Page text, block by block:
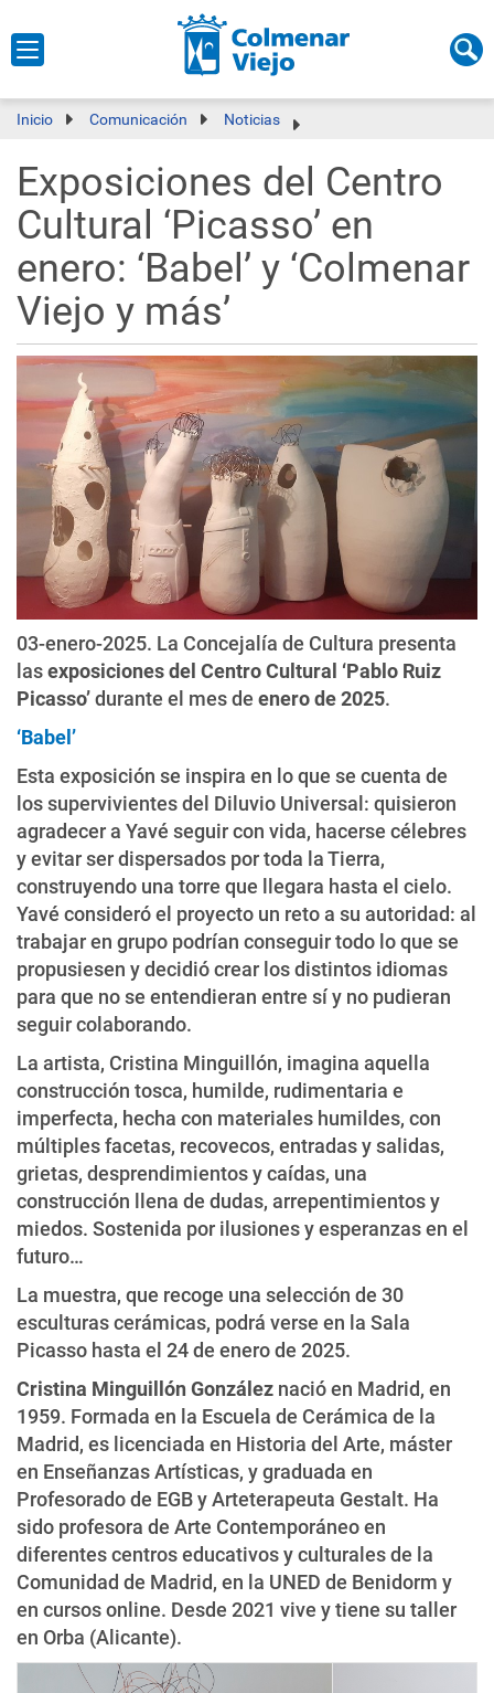
Inicio Comunicación Noticias
Exposiciones del Centro
Cultural ‘Picasso’ en
enero: ‘Babel’ y ‘Colmenar
Viejo y más’
03-enero-2025. La Concejalía de Cultura presenta
lasexposiciones del Centro Cultural ‘Pablo Ruiz
Picasso’durante el mes de enero de 2025.
‘Babel’
Esta exposición se inspira en lo que se cuenta de
los supervivientes del Diluvio Universal: quisieron
agradecer a Yavé seguir con vida, hacerse célebres
y evitar ser dispersados por toda la Tierra,
construyendo una torre que llegara hasta el cielo.
Yavé consideró el proyecto un reto a su autoridad: al
trabajar en grupo podrían conseguir todo lo que se
propusiesen y decidió crear los distintos idiomas
para que no se entendieran entre sí y no pudieran
seguir colaborando.
La artista, Cristina Minguillón, imagina aquella
construcción tosca, humilde, rudimentaria e
imperfecta, hecha con materiales humildes, con
múltiples facetas, recovecos, entradas y salidas,
grietas, desprendimientos y caídas, una
construcción llena de dudas, arrepentimientos y
miedos. Sostenida por ilusiones y esperanzas en el
futuro…
La muestra, que recoge una selección de 30
esculturas cerámicas, podrá verse en la Sala
Picasso hasta el 24 de enero de 2025.
Cristina Minguillón González nació en Madrid, en
1959. Formada en la Escuela de Cerámica de la
Madrid, es licenciada en Historia del Arte, máster
en Enseñanzas Artísticas, y graduada en
Profesorado de EGB y Arteterapeuta Gestalt. Ha
sido profesora de Arte Contemporáneo en
diferentes centros educativos y culturales de la
Comunidad de Madrid, en la UNED de Benidorm y
en cursos online. Desde 2021 vive y tiene su taller
en Orba (Alicante).